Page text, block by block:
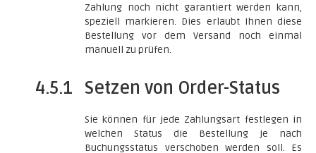
Zahlung noch nicht garantiert werden kann,
speziell markieren. Dies erlaubt Ihnen diese
Bestellung vor dem Versand noch einmal
manuell zu prüfen.
4.5.1 Setzen von Order-Status
Sie können für jede Zahlungsart festlegen in
welchen Status die Bestellung je nach
Buchungsstatus verschoben werden soll. Es